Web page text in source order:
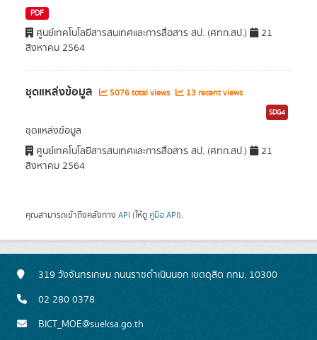
PDF
ศูนย์เทคโนโลยีสารสนเทศและการสื่อสาร สป. (ศทก.สป.)
21
สิงหาคม 2564
ชุดแหล่งข้อมูล 5076 total views 13 recent views
SDG4
ชุดแหล่งข้อมูล
ศูนย์เทคโนโลยีสารสนเทศและการสื่อสาร สป. (ศทก.สป.)
21
สิงหาคม 2564
คุณสามารถเข้าถึงคลังทาง API (ให้ดู คู่มือ API).
319 วังจันทรเกษม ถนนราชดำเนินนอก เขตดุสิต กทม. 10300
02 280 0378
BICT_MOE@sueksa.go.th